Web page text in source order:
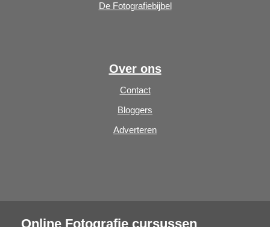
De Fotografiebijbel
Over ons
Contact
Bloggers
Adverteren
Online Fotografie cursussen